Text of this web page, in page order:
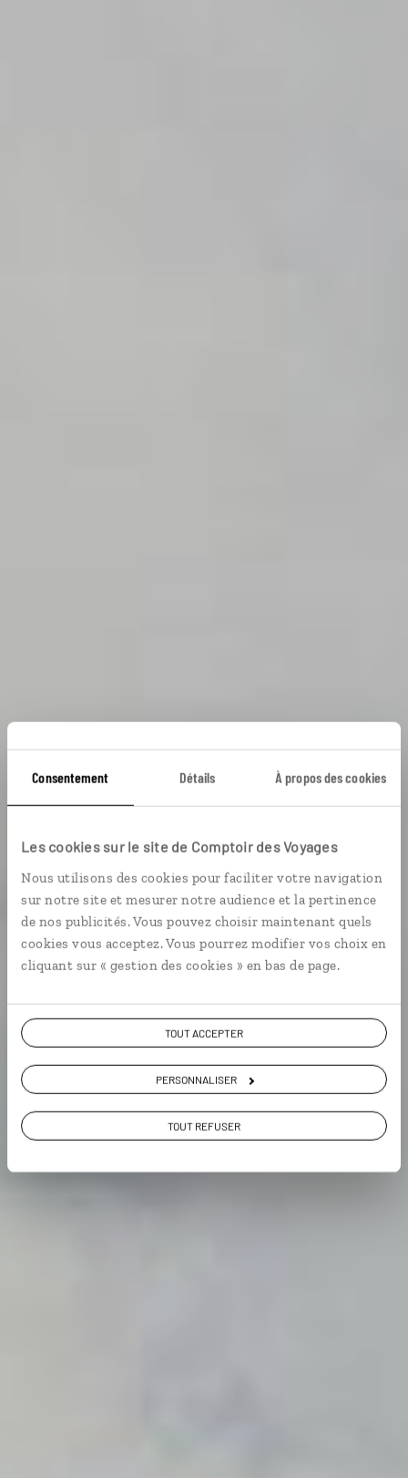
Consentement Détails À propos des cookies
Les cookies sur le site de Comptoir des Voyages
Nous utilisons des cookies pour faciliter votre navigation
sur notre site et mesurer notre audience et la pertinence
de nos publicités. Vous pouvez choisir maintenant quels
cookies vous acceptez. Vous pourrez modifier vos choix en
cliquant sur « gestion des cookies » en bas de page.
TOUT ACCEPTER
PERSONNALISER
TOUT REFUSER
Voyage Madagascar
9,9 / 10
(21 avis sur Madagascar)
VOIR NOS 9 IDÉES DE VOYAGE À MADAGASCAR